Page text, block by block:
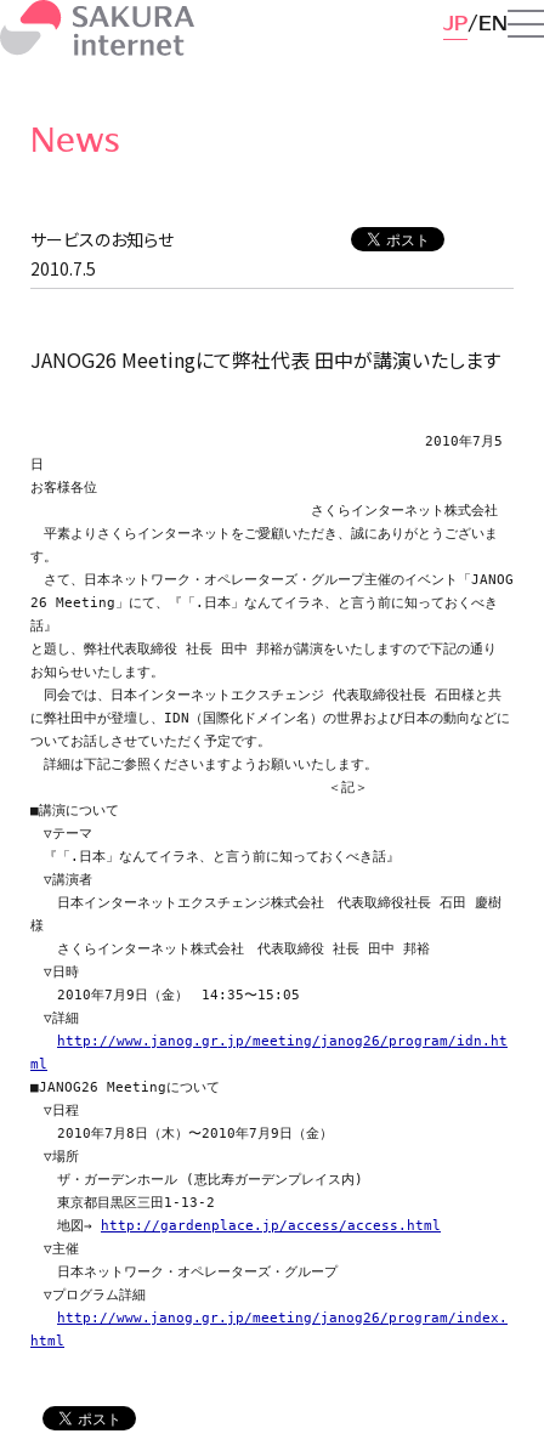
JP EN
News
サービスのお知らせ
2010.7.5
JANOG26 Meetingにて弊社代表 田中が講演いたします
2010年7月5
日
お客様各位
さくらインターネット株式会社
平素よりさくらインターネットをご愛顧いただき、誠にありがとうございま
す。
さて、日本ネットワーク・オペレーターズ・グループ主催のイベント「JANOG
26 Meeting」にて、『「.日本」なんてイラネ、と言う前に知っておくべき
話』
と題し、弊社代表取締役 社長 田中 邦裕が講演をいたしますので下記の通り
お知らせいたします。
同会では、日本インターネットエクスチェンジ 代表取締役社長 石田様と共
に弊社田中が登壇し、IDN（国際化ドメイン名）の世界および日本の動向などに
ついてお話しさせていただく予定です。
詳細は下記ご参照くださいますようお願いいたします。
■講演について
▽テーマ
『「.日本」なんてイラネ、と言う前に知っておくべき話』
▽講演者
日本インターネットエクスチェンジ株式会社　代表取締役社長 石田 慶樹
様
さくらインターネット株式会社　代表取締役 社長 田中 邦裕
▽日時
2010年7月9日（金）　14:35〜15:05
▽詳細
http://www.janog.gr.jp/meeting/janog26/program/idn.ht
ml
■JANOG26 Meetingについて
▽日程
2010年7月8日（木）〜2010年7月9日（金）
▽場所
ザ・ガーデンホール (恵比寿ガーデンプレイス内)
東京都目黒区三田1-13-2
地図→
http://gardenplace.jp/access/access.html
▽主催
日本ネットワーク・オペレーターズ・グループ
▽プログラム詳細
http://www.janog.gr.jp/meeting/janog26/program/index.
html